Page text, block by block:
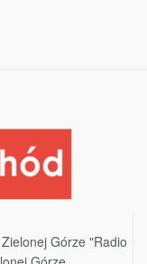
Górze "Radio